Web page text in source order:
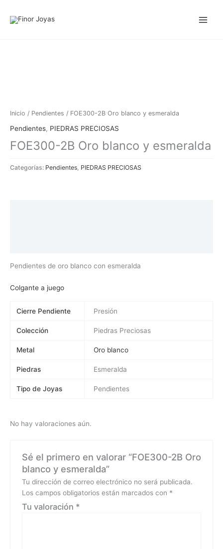
Inicio / Pendientes / FOE300-2B Oro blanco y esmeralda
Pendientes, PIEDRAS PRECIOSAS
FOE300-2B Oro blanco y esmeralda
Categorías: Pendientes PIEDRAS PRECIOSAS
Pendientes de oro blanco con esmeralda
Colgante a juego
Cierre Pendiente Presión
Colección Piedras Preciosas
Metal Oro blanco
Piedras Esmeralda
Tipo de Joyas Pendientes
No hay valoraciones aún.
Sé el primero en valorar “FOE300-2B Oro
blanco y esmeralda”
Tu dirección de correo electrónico no será publicada.
Los campos obligatorios están marcados con *
Tu valoración *